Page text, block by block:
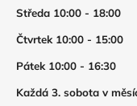
Středa 10:00 - 18:00
Čtvrtek 10:00 - 15:00
Pátek 10:00 - 16:30
Každá 3. sobota v